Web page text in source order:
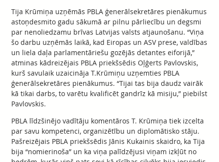
Tija Krūmiņa uzņēmās PBLA ģenerālsekretāres pienākumus
astoņdesmito gadu sākumā ar pilnu pārliecību un degsmi
par nenoliedzamu brīvas Latvijas valsts atjaunošanu. “Viņa
šo darbu uzņēmās laikā, kad Eiropas un ASV prese, valdības
un liela daļa parlamentāriešu gozējās detantes eiforijā,”
atminas kādreizējais PBLA priekšsēdis Oļģerts Pavlovskis,
kurš savulaik uzaicināja T.Krūmiņu uzņemties PBLA
ģenerālsekretāres pienākumus. “Tijai tas bija daudz vairāk
kā tikai darbs, to varētu kvalificēt gandrīz kā misiju,” piebilst
Pavlovskis.
PBLA līdzšinējo vadītāju komentāros T. Krūmiņa tiek izcelta
par savu kompetenci, organizētību un diplomātisko stāju.
Pašreizējais PBLA priekšsēdis Jānis Kukainis skaidro, ka Tija
bija “nomierinoša” un ka viņa palīdzējusi viņam izkļūt no